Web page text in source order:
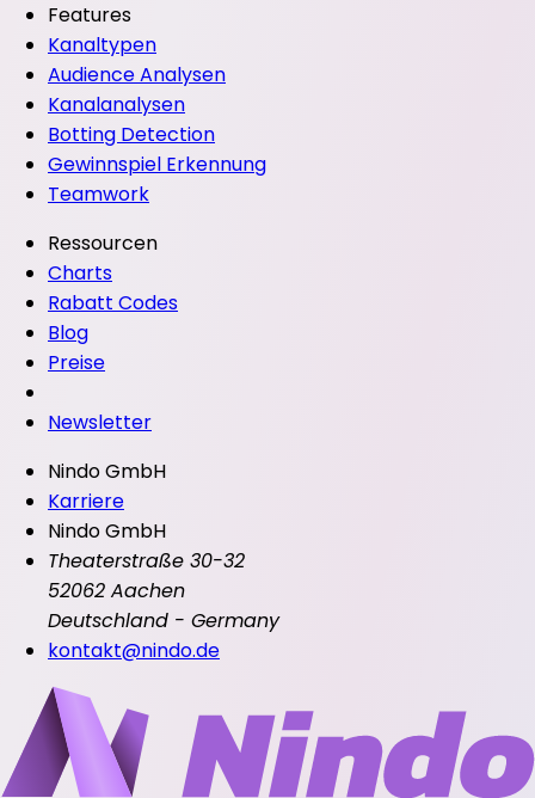
Features
Kanaltypen
Audience Analysen
Kanalanalysen
Botting Detection
Gewinnspiel Erkennung
Teamwork
Ressourcen
Charts
Rabatt Codes
Blog
Preise
Newsletter
Nindo GmbH
Karriere
Nindo GmbH
Theaterstraße 30-32
52062 Aachen
Deutschland - Germany
kontakt@nindo.de